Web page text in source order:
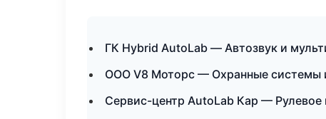
ГК Hybrid AutoLab — Автозвук и
ООО V8 Моторс — Охранные системы
Сервис-центр AutoLab Кар — Рулевое